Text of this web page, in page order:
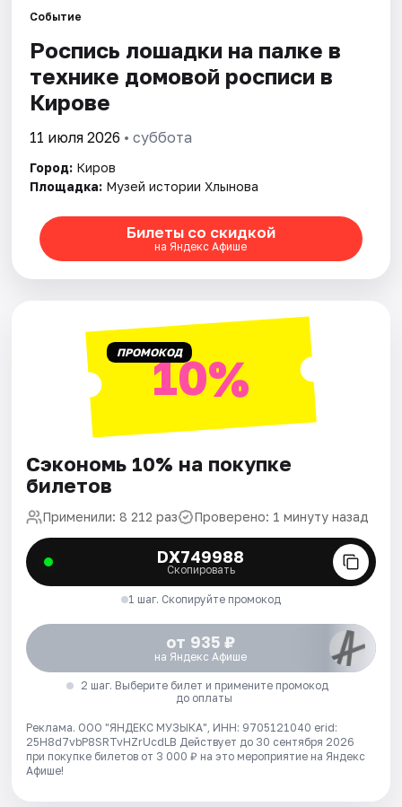
Города
Площадки
Артисты
Рейтинги
Событие
Роспись лошадки на палке в
технике домовой росписи в
Кирове
11 июля 2026 • суббота
Город: Киров
Площадка: Музей истории Хлынова
Билеты со скидкой
на Яндекс Афише
ПРОМОКОД10%
Сэкономь 10% на покупке
билетов
Применили: 8 212 раз Проверено: 1 минуту назад
DX749988
Скопировать
1 шаг. Скопируйте промокод
от 935 ₽
на Яндекс Афише
2 шаг. Выберите билет и примените промокод
до оплаты
Реклама. ООО "ЯНДЕКС МУЗЫКА", ИНН: 9705121040 erid:
25H8d7vbP8SRTvHZrUcdLB Действует до 30 сентября 2026
при покупке билетов от 3 000 ₽ на это мероприятие на Яндекс
Афише!